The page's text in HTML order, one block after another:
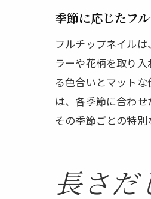
季節に応じたフ
フルチップネイル
ラーや花柄を取り
る色合いとマット
は、各季節に合わ
その季節ごとの特別
長さだ